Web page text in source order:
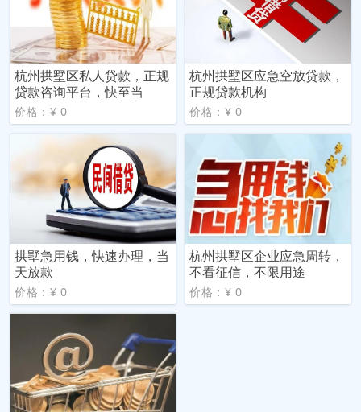
杭州拱墅区私人贷款，正规
贷款咨询平台，快至当
价格：¥ 0
杭州拱墅区应急空放贷款，
正规贷款机构
价格：¥ 0
拱墅急用钱，快速办理，当
天放款
价格：¥ 0
杭州拱墅区企业应急周转，
不看征信，不限用途
价格：¥ 0